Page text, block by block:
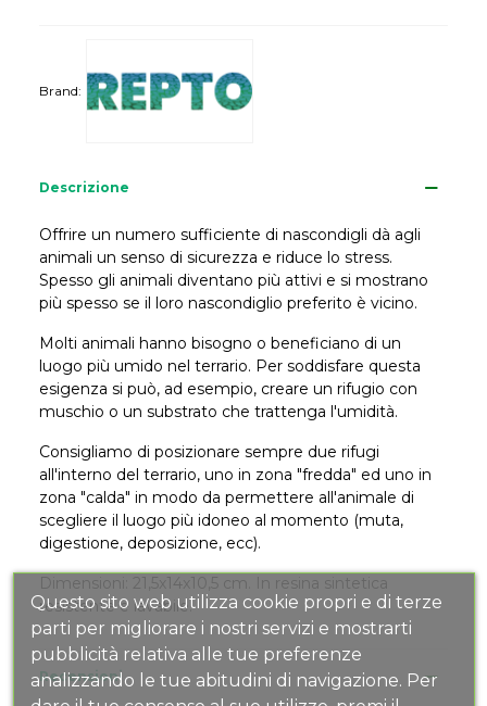
Brand:
Descrizione
Offrire un numero sufficiente di nascondigli dà agli
animali un senso di sicurezza e riduce lo stress.
Spesso gli animali diventano più attivi e si mostrano
più spesso se il loro nascondiglio preferito è vicino.
Molti animali hanno bisogno o beneficiano di un
luogo più umido nel terrario. Per soddisfare questa
esigenza si può, ad esempio, creare un rifugio con
muschio o un substrato che trattenga l'umidità.
Consigliamo di posizionare sempre due rifugi
all'interno del terrario, uno in zona "fredda" ed uno in
zona "calda" in modo da permettere all'animale di
scegliere il luogo più idoneo al momento (muta,
digestione, deposizione, ecc).
Dimensioni: 21,5x14x10,5 cm. In resina sintetica
resistente e lavabile.
Recensioni
Questo sito web utilizza cookie propri e di terze
parti per migliorare i nostri servizi e mostrarti
pubblicità relativa alle tue preferenze
analizzando le tue abitudini di navigazione. Per